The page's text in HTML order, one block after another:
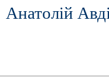
Анатолій